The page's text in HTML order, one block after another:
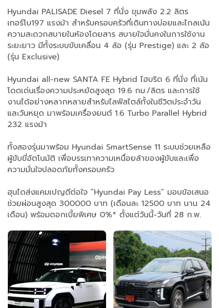
Hyundai PALISADE Diesel 7 ที่นั่ง ขุมพลัง 2.2 ลิตร
เทอร์โบ197 แรงม้า สำหรับครอบครัวที่เดินทางบ่อยและไกลเน้น
ความสะดวกสบายในห้องโดยสาร สบายใจมั่นคงในการใช้งาน
ระยะยาว มีทั้งระบบขับเคลื่อน 4 ล้อ (รุ่น Prestige) และ 2 ล้อ
(รุ่น Exclusive)
Hyundai all-new SANTA FE Hybrid ไฮบริด 6 ที่นั่ง ที่เน้น
โดดเด่นเรื่องความประหยัดสูงสุด 19.6 กม./ลิตร และการใช้
งานได้อย่างหลากหลายสำหรับไลฟ์สไตล์ทั้งในชีวิตประจำวัน
และวันหยุด มาพร้อมเครื่องยนต์ 1.6 Turbo Parallel Hybrid
232 แรงม้า
ทั้งสองรุ่นมาพร้อม Hyundai SmartSense 11 ระบบช่วยเหลือ
ผู้ขับขี่อัตโนมัติ เพื่อบรรเทาความเหนื่อยล้าของผู้ขับและเพื่อ
ความมั่นใจปลอดภัยทั้งครอบครัว
ฮุนไดส่งแคมเปญดีต่อใจ “Hyundai Pay Less” มอบข้อเสนอ
ช่วยผ่อนสูงสุด 300000 บาท (เดือนละ 12500 บาท นาน 24
เดือน) พร้อมดอกเบี้ยพิเศษ 0%* ตั้งแต่วันนี้-วันที่ 28 ก.พ.